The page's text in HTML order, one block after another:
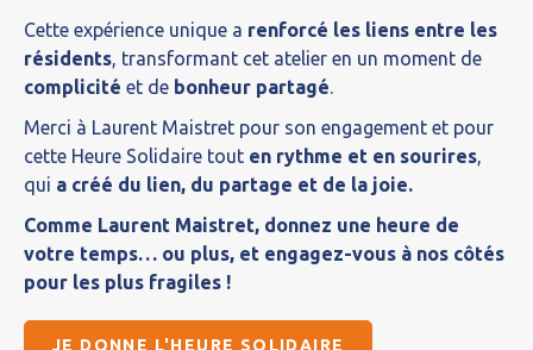
Cette expérience unique a renforcé les liens entre les
résidents, transformant cet atelier en un moment de
complicité et de bonheur partagé.
Merci à Laurent Maistret pour son engagement et pour
cette Heure Solidaire tout en rythme et en sourires,
qui a créé du lien, du partage et de la joie.
Comme Laurent Maistret, donnez une heure de
votre temps… ou plus, et engagez-vous à nos côtés
pour les plus fragiles !
JE DONNE L'HEURE SOLIDAIRE